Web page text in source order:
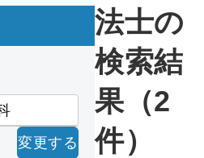
変更する
法士の
検索結
果（2
件）